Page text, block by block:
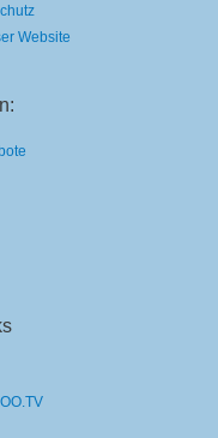
Website